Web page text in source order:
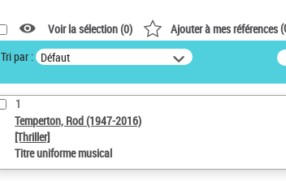
Voir la sélection (0) Ajouter à mes références(
Tri par : Défaut
1
Temperton, Rod (1947-2016)
[Thriller]
Titre uniforme musical